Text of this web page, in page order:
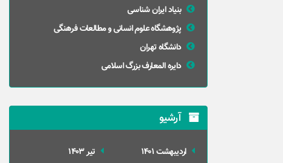
بنیاد ایران شناسی
پژوهشگاه علوم انسانی و مطالعات فرهنگی
دانشگاه تهران
دایره المعارف بزرگ اسلامی
آرشیو
ارديبهشت 1401
تير 1403